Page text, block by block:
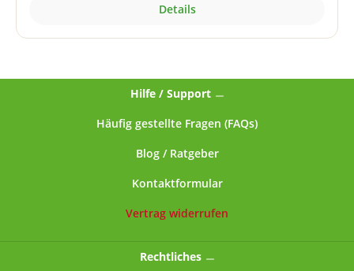
ohne Kraftanstrengung öffnen und schließen. Der
verloren.Für die Beschriftung sind selbstklebende
Etiketten im Lieferumfang enthalten. Technische
Elektrolyt-Weissblech, Längsnaht geschweisst
Nockendrehverschluss, Deckel mit nach innen
PVC-freier Compounddichtung im Deckel-
mmDurchmesser: ca. 99 mmGewicht: ca. 101 g
Details
Hilfe / Support
Häufig gestellte Fragen (FAQs)
Blog / Ratgeber
Kontaktformular
Vertrag widerrufen
Rechtliches